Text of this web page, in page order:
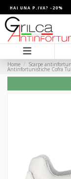
HAI UNA P.IVA? -20%
Home Scarpe
Antinfortunistiche Cofra